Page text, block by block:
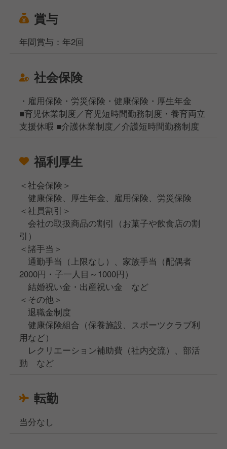
賞与
年間賞与：年2回
社会保険
・雇用保険・労災保険・健康保険・厚生年金
■育児休業制度／育児短時間勤務制度・養育両立
支援休暇 ■介護休業制度／介護短時間勤務制度
福利厚生
＜社会保険＞
健康保険、厚生年金、雇用保険、労災保険
＜社員割引＞
会社の取扱商品の割引（お菓子や飲食店の割
引）
＜諸手当＞
通勤手当（上限なし）、家族手当（配偶者
2000円・子一人目～1000円）
結婚祝い金・出産祝い金 など
＜その他＞
退職金制度
健康保険組合（保養施設、スポーツクラブ利
用など）
レクリエーション補助費（社内交流）、部活
動 など
転勤
当分なし